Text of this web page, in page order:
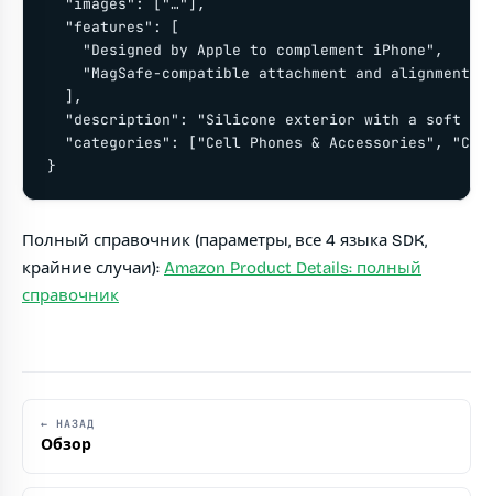
  "features": [
    "Designed by Apple to complement iPhone",
    "MagSafe-compatible attachment and alignment"
  ],
"description": "Silicone exterior with a soft
"categories": ["Cell Phones & Accessories",
}
Полный справочник (параметры, все 4 языка SDK,
крайние случаи): Amazon Product Details: полный
справочник
← НАЗАД
Обзор